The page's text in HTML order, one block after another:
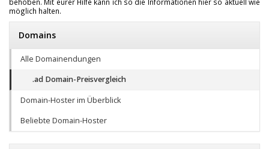
möglich halten.
Domains
Alle Domainendungen
.ad Domain-Preisvergleich
Domain-Hoster im Überblick
Beliebte Domain-Hoster